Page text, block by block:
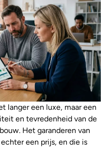
langer een luxe, maar een
en tevredenheid van de
Het garanderen van
een prijs, en die is